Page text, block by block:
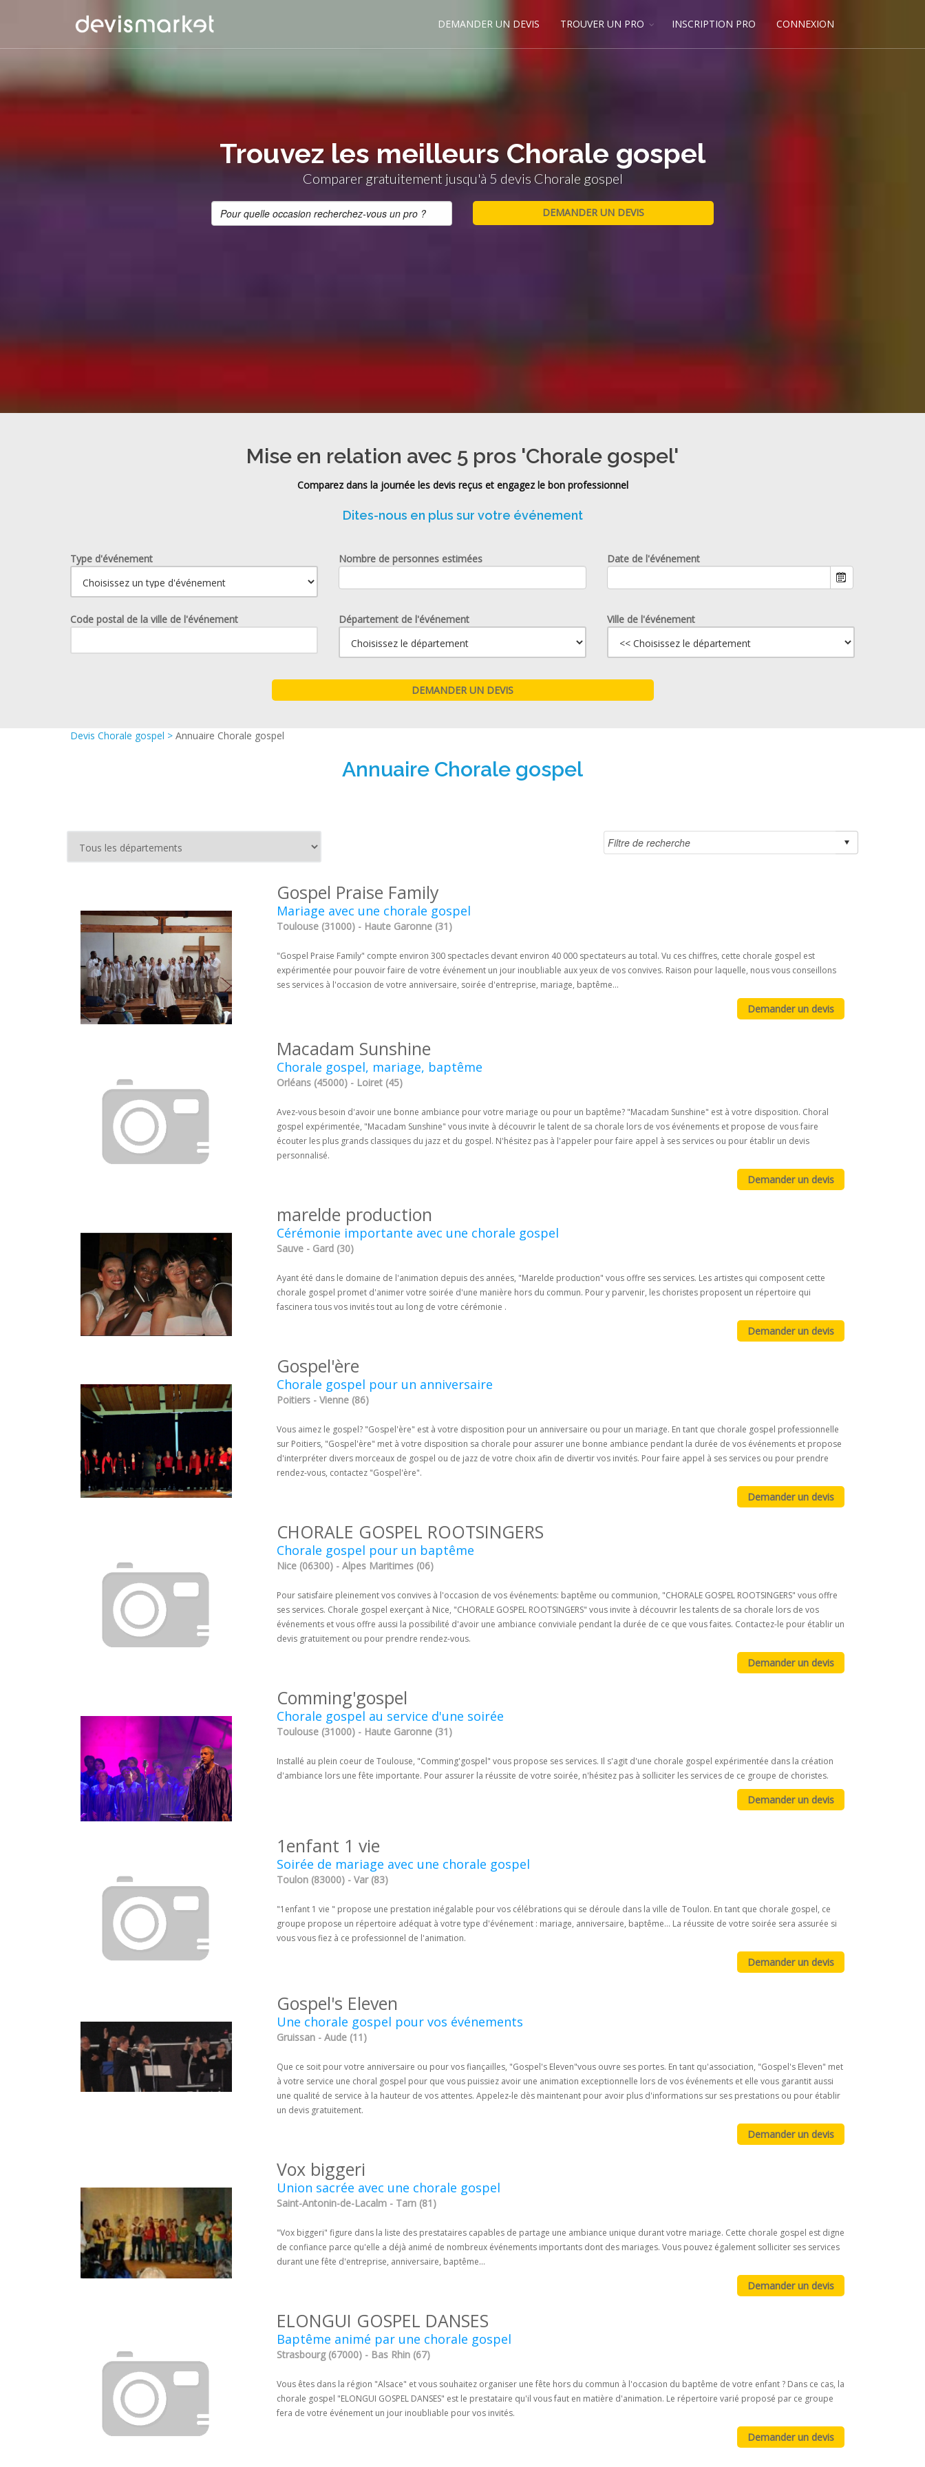
DEMANDER UN DEVIS TROUVER UN PRO INSCRIPTION PRO CONNEXION
Trouvez les meilleurs Chorale gospel
Comparer gratuitement jusqu'à 5 devis Chorale gospel
Mise en relation avec 5 pros 'Chorale gospel'
Comparez dans la journée les devis reçus et engagez le bon professionnel
Dites-nous en plus sur votre événement
Type d'événement Nombre de personnes estimées
Date de l'événement
Code postal de la ville de l'événement Département de l'événement Ville de l'événement
Devis Chorale gospel > Annuaire Chorale gospel
Annuaire Chorale gospel
Gospel Praise Family
Mariage avec une chorale gospel
Toulouse (31000) - Haute Garonne (31)
"Gospel Praise Family" compte environ 300 spectacles devant environ 40 000 spectateurs au total. Vu ces chiffres, cette chorale gospel est
expérimentée pour pouvoir faire de votre événement un jour inoubliable aux yeux de vos convives. Raison pour laquelle, nous vous conseillons
ses services à l'occasion de votre anniversaire, soirée d'entreprise, mariage, baptême...
Macadam Sunshine
Chorale gospel, mariage, baptême
Orléans (45000) - Loiret (45)
Avez-vous besoin d'avoir une bonne ambiance pour votre mariage ou pour un baptême? "Macadam Sunshine" est à votre disposition. Choral
gospel expérimentée, "Macadam Sunshine" vous invite à découvrir le talent de sa chorale lors de vos événements et propose de vous faire
écouter les plus grands classiques du jazz et du gospel. N'hésitez pas à l'appeler pour faire appel à ses services ou pour établir un devis
personnalisé.
marelde production
Cérémonie importante avec une chorale gospel
Sauve - Gard (30)
Ayant été dans le domaine de l'animation depuis des années, "Marelde production" vous offre ses services. Les artistes qui composent cette
chorale gospel promet d'animer votre soirée d'une manière hors du commun. Pour y parvenir, les choristes proposent un répertoire qui
fascinera tous vos invités tout au long de votre cérémonie .
Gospel'ère
Chorale gospel pour un anniversaire
Poitiers - Vienne (86)
Vous aimez le gospel? "Gospel'ère" est à votre disposition pour un anniversaire ou pour un mariage. En tant que chorale gospel professionnelle
sur Poitiers, "Gospel'ère" met à votre disposition sa chorale pour assurer une bonne ambiance pendant la durée de vos événements et propose
d'interpréter divers morceaux de gospel ou de jazz de votre choix afin de divertir vos invités. Pour faire appel à ses services ou pour prendre
rendez-vous, contactez "Gospel'ère".
CHORALE GOSPEL ROOTSINGERS
Chorale gospel pour un baptême
Nice (06300) - Alpes Maritimes (06)
Pour satisfaire pleinement vos convives à l'occasion de vos événements: baptême ou communion, "CHORALE GOSPEL ROOTSINGERS" vous offre
ses services. Chorale gospel exerçant à Nice, "CHORALE GOSPEL ROOTSINGERS" vous invite à découvrir les talents de sa chorale lors de vos
événements et vous offre aussi la possibilité d'avoir une ambiance conviviale pendant la durée de ce que vous faites. Contactez-le pour établir un
devis gratuitement ou pour prendre rendez-vous.
Comming'gospel
Chorale gospel au service d'une soirée
Toulouse (31000) - Haute Garonne (31)
Installé au plein coeur de Toulouse, "Comming'gospel" vous propose ses services. Il s'agit d'une chorale gospel expérimentée dans la création
d'ambiance lors une fête importante. Pour assurer la réussite de votre soirée, n'hésitez pas à solliciter les services de ce groupe de choristes.
1enfant 1 vie
Soirée de mariage avec une chorale gospel
Toulon (83000) - Var (83)
"1enfant 1 vie " propose une prestation inégalable pour vos célébrations qui se déroule dans la ville de Toulon. En tant que chorale gospel, ce
groupe propose un répertoire adéquat à votre type d'événement : mariage, anniversaire, baptême... La réussite de votre soirée sera assurée si
vous vous fiez à ce professionnel de l'animation.
Gospel's Eleven
Une chorale gospel pour vos événements
Gruissan - Aude (11)
Que ce soit pour votre anniversaire ou pour vos fiançailles, "Gospel's Eleven"vous ouvre ses portes. En tant qu'association, "Gospel's Eleven" met
à votre service une choral gospel pour que vous puissiez avoir une animation exceptionnelle lors de vos événements et elle vous garantit aussi
une qualité de service à la hauteur de vos attentes. Appelez-le dès maintenant pour avoir plus d'informations sur ses prestations ou pour établir
un devis gratuitement.
Vox biggeri
Union sacrée avec une chorale gospel
Saint-Antonin-de-Lacalm - Tarn (81)
"Vox biggeri" figure dans la liste des prestataires capables de partage une ambiance unique durant votre mariage. Cette chorale gospel est digne
de confiance parce qu'elle a déjà animé de nombreux événements importants dont des mariages. Vous pouvez également solliciter ses services
durant une fête d'entreprise, anniversaire, baptême...
ELONGUI GOSPEL DANSES
Baptême animé par une chorale gospel
Strasbourg (67000) - Bas Rhin (67)
Vous êtes dans la région "Alsace" et vous souhaitez organiser une fête hors du commun à l'occasion du baptême de votre enfant ? Dans ce cas, la
chorale gospel "ELONGUI GOSPEL DANSES" est le prestataire qu'il vous faut en matière d'animation. Le répertoire varié proposé par ce groupe
fera de votre événement un jour inoubliable pour vos invités.